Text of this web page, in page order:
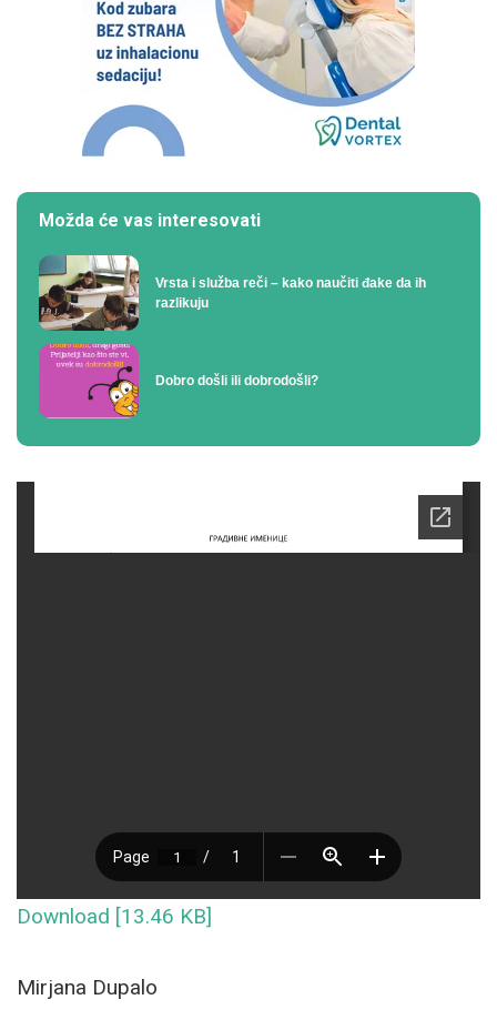
Možda će vas interesovati
Vrsta i služba reči – kako naučiti đake da ih
razlikuju
Dobro došli ili dobrodošli?
Download [13.46 KB]
Mirjana Dupalo